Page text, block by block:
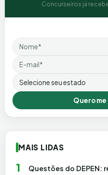
Concurseiros já
Nome
Email
Estado
Quero
MAIS LIDAS
1 Questões do DEPEN: